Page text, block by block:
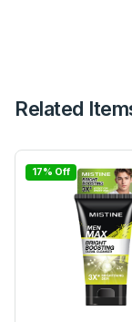
Related
17% Off